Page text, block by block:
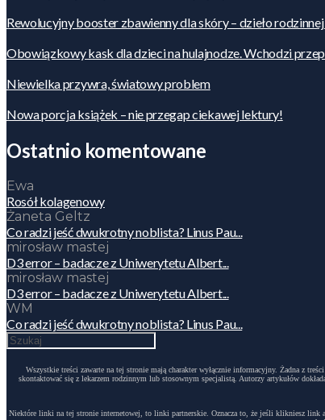
Rewolucyjny booster zbawienny dla skóry – dzieło
Obowiązkowy kask dla dzieci na hulajnodze. Wchodzi
Niewielka przywra, światowy problem
Nowa porcja książek – nie przegap ciekawej lektury!
Ostatnio komentowane
Ewa
Rosół kolagenowy
Żaneta Geltz
Co radzi jeść dwukrotny noblista? Linus Pau...
mirosław mastej
D3 error – badacze z Uniwerytetu Albert...
mirosław mastej
D3 error – badacze z Uniwerytetu Albert...
WM
Co radzi jeść dwukrotny noblista? Linus Pau...
Wszystkie treści zawarte na tej stronie mają charakter wyłącznie informacyjny. Żadna z
skontaktować się z lekarzem rodzinnym lub stosownym specjalistą. Autorzy artykułów
Niektóre linki na tej stronie internetowej, to linki partnerskie. Oznacza to, że jeśli klikniesz link